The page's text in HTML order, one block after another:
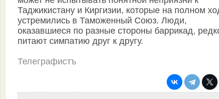
Таджикистану и Киргизии, которые на полном
устремились в Таможенный Союз. Люди,
оказавшиеся по разные стороны баррикад,
питают симпатию друг к другу.
Телеграфистъ